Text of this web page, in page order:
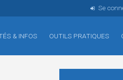
Se
& INFOS OUTILS PRATIQUES